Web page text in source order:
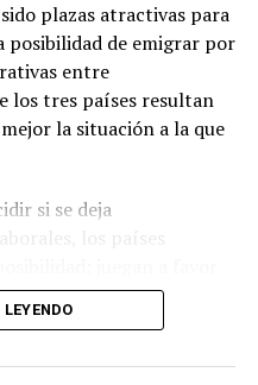
plazas atractivas para
posibilidad de emigrar por
entre
los tres países resultan
la situación a la que
si se deja
compartido,
de seguridad